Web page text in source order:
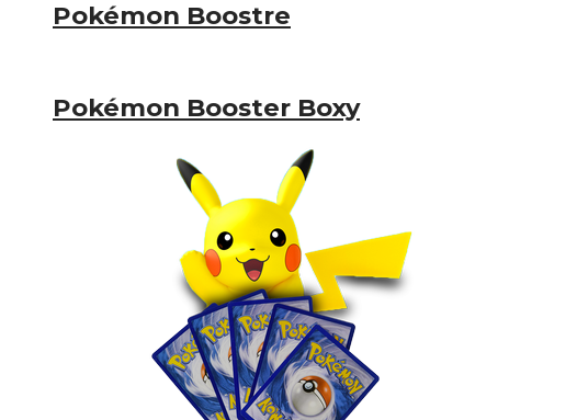
Pokémon Boostre
Pokémon Booster Boxy